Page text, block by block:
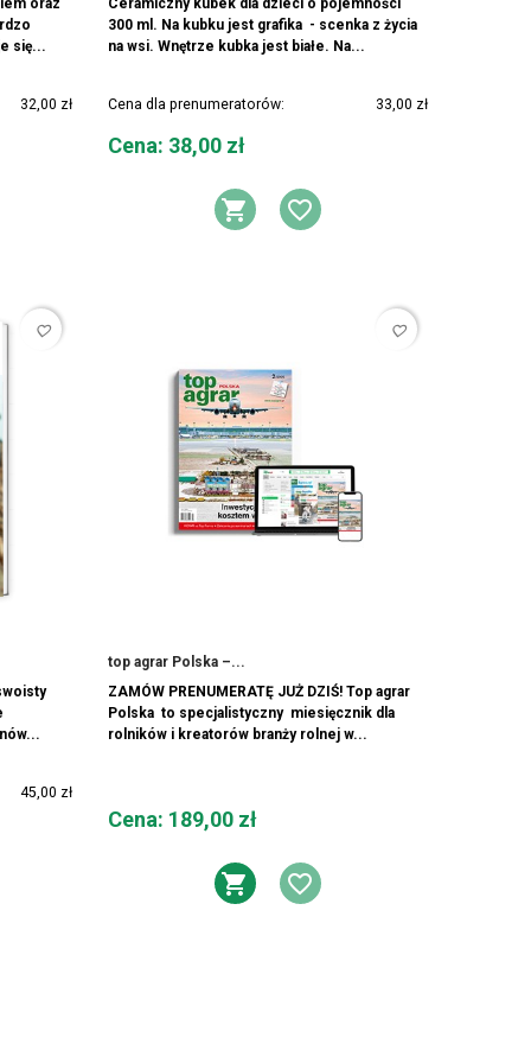
oraz
się...
32,00 zł
KOSZYKA
DO LISTY ŻYCZEŃ
Ceramiczny kubek dla dzieci o pojemności
300 ml. Na kubku jest grafika - scenka z życia
na wsi. Wnętrze kubka jest białe. Na...
Cena dla prenumeratorów: 33,00 zł
Cena
Cena: 38,00 zł
DODAJ DO
DODAJ DO
favorite_border
45,00 zł
KOSZYKA
DO LISTY ŻYCZEŃ
favorite_border
top agrar Polska –...
ZAMÓW PRENUMERATĘ JUŻ DZIŚ! Top agrar
Polska to specjalistyczny miesięcznik dla
rolników i kreatorów branży rolnej w...
Cena
Cena: 189,00 zł
DODAJ DO
DODAJ DO